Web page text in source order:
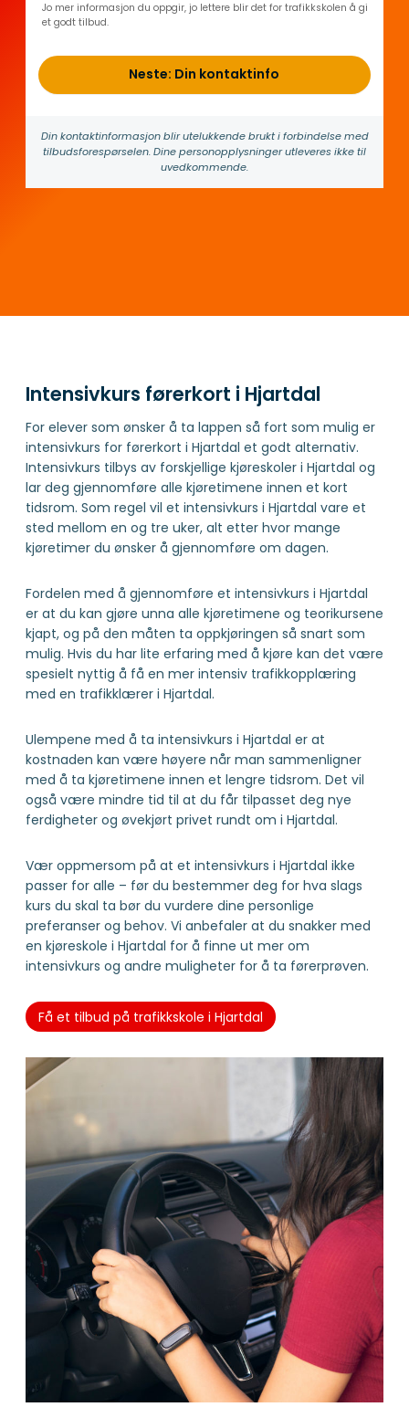
Jo mer informasjon du oppgir, jo lettere blir det for trafikkskolen å gi
et godt tilbud.
Neste: Din kontaktinfo
Din kontakt­informasjon blir utelukkende brukt i forbindelse med
tilbuds­forespørselen. Dine person­­opplysninger utleveres ikke til
uvedkommende.
Intensivkurs førerkort i Hjartdal
For elever som ønsker å ta lappen så fort som mulig er
intensivkurs for førerkort i Hjartdal et godt alternativ.
Intensivkurs tilbys av forskjellige kjøreskoler i Hjartdal og
lar deg gjennomføre alle kjøretimene innen et kort
tidsrom. Som regel vil et intensivkurs i Hjartdal vare et
sted mellom en og tre uker, alt etter hvor mange
kjøretimer du ønsker å gjennomføre om dagen.
Fordelen med å gjennomføre et intensivkurs i Hjartdal
er at du kan gjøre unna alle kjøretimene og teorikursene
kjapt, og på den måten ta oppkjøringen så snart som
mulig. Hvis du har lite erfaring med å kjøre kan det være
spesielt nyttig å få en mer intensiv trafikkopplæring
med en trafikklærer i Hjartdal.
Ulempene med å ta intensivkurs i Hjartdal er at
kostnaden kan være høyere når man sammenligner
med å ta kjøretimene innen et lengre tidsrom. Det vil
også være mindre tid til at du får tilpasset deg nye
ferdigheter og øvekjørt privet rundt om i Hjartdal.
Vær oppmersom på at et intensivkurs i Hjartdal ikke
passer for alle – før du bestemmer deg for hva slags
kurs du skal ta bør du vurdere dine personlige
preferanser og behov. Vi anbefaler at du snakker med
en kjøreskole i Hjartdal for å finne ut mer om
intensivkurs og andre muligheter for å ta førerprøven.
Få et tilbud på trafikkskole i Hjartdal